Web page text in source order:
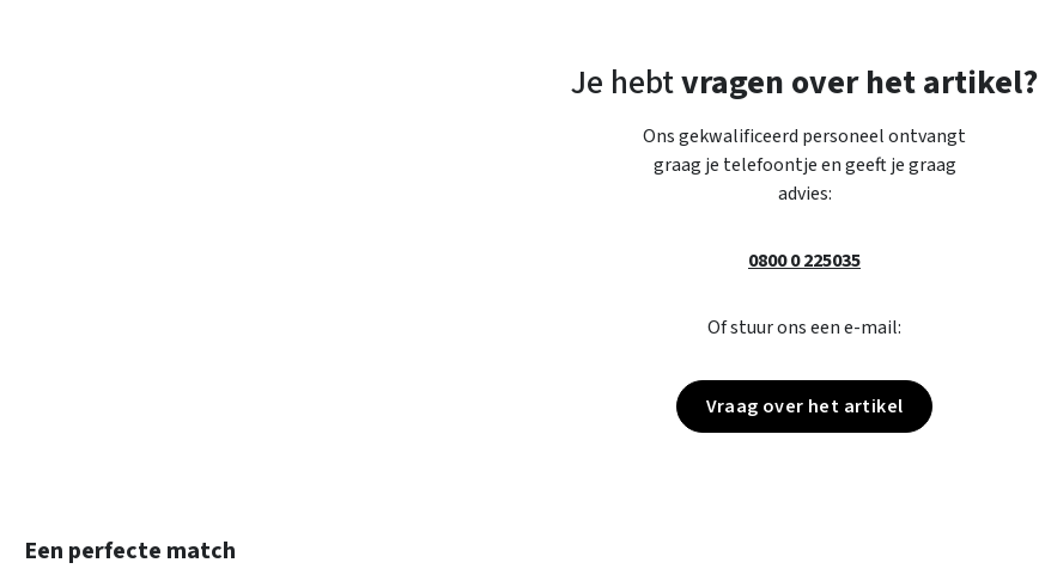
Je hebtvragen over het artikel?
Ons gekwalificeerd personeel ontvangt
graag je telefoontje en geeft je graag
advies:
0800 0 225035
Of stuur ons een e-mail:
Vraag over het artikel
Productgalerij overslaan
Een perfecte match